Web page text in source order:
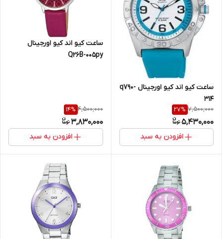
ساعت کیو اند کیو اورجینال q790-
314
7,500,000
27%
5,430,000
افزودن به سبد
ساعت کیو اند کیو اورجینال
Q26B-005py
4,500,000
14%
3,830,000
افزودن به سبد